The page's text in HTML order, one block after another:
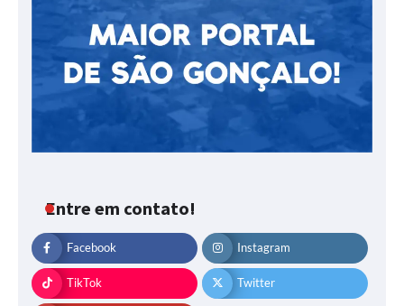
Entre em contato!
Facebook Instagram
TikTok Twitter